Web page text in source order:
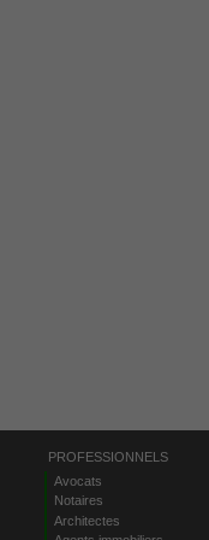
PROFESSIONNELS
Avocats
Notaires
Architectes